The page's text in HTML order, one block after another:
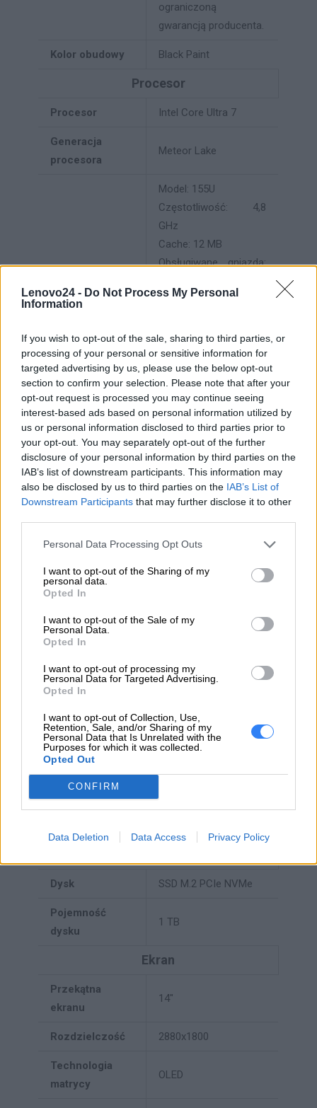
Lenovo24 - Do Not Process My Personal
Information
If you wish to opt-out of the sale, sharing to third parties, or
processing of your personal or sensitive information for
targeted advertising by us, please use the below opt-out
section to confirm your selection. Please note that after your
opt-out request is processed you may continue seeing
interest-based ads based on personal information utilized by
us or personal information disclosed to third parties prior to
your opt-out. You may separately opt-out of the further
disclosure of your personal information by third parties on the
IAB’s list of downstream participants. This information may
also be disclosed by us to third parties on the IAB’s List of
Downstream Participants that may further disclose it to other
Personal Data Processing Opt Outs
I want to opt-out of the Sharing of my
personal data.
Opted In
I want to opt-out of the Sale of my
Personal Data.
Opted In
I want to opt-out of processing my
Personal Data for Targeted Advertising.
Opted In
I want to opt-out of Collection, Use,
Retention, Sale, and/or Sharing of my
Personal Data that Is Unrelated with the
Purposes for which it was collected.
Opted Out
CONFIRM
Data Deletion Data Access Privacy Policy
ograniczoną
gwarancją producenta.
Kolor obudowy Black Paint
Procesor
Procesor Intel Core Ultra 7
Generacja
procesora
Meteor Lake
Model: 155U
Częstotliwość: 4,8
GHz
Cache: 12 MB
Obsługiwane gniazda:
Obsługiwana pamięć:
MT/s Up to DDR5 5600
MT/s
Zestaw instrukcji: 64-
Rozszerzony zestaw
instrukcji: Intel SSE4.1,
Intel SSE4.2, Intel AVX2
Liczba rdzeni
procesora
12
Liczba
zainstalowanych
1
Chipset płyty
PassMark
Pamięć
Pamięć
zainstalowana
32 GB
LPDDR5x
Maksymalna
Dysk SSD M.2 PCIe NVMe
Pojemność
dysku
1 TB
Ekran
Przekątna
ekranu
14"
Rozdzielczość 2880x1800
Technologia
matrycy
OLED